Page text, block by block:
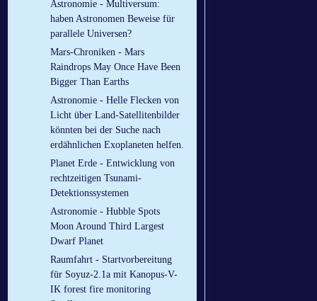
Astronomie - Multiversum:
haben Astronomen Beweise für
parallele Universen?
Mars-Chroniken - Mars
Raindrops May Once Have Been
Bigger Than Earths
Astronomie - Helle Flecken von
Licht über Land-Satellitenbilder
könnten bei der Suche nach
erdähnlichen Exoplaneten helfen.
Planet Erde - Entwicklung von
rechtzeitigen Tsunami-
Detektionssystemen
Astronomie - Hubble Spots
Moon Around Third Largest
Dwarf Planet
Raumfahrt - Startvorbereitung
für Soyuz-2.1a mit Kanopus-V-
IK forest fire monitoring